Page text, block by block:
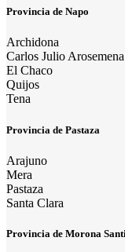
Provincia de Napo
Archidona
Carlos Julio
El Chaco
Quijos
Tena
Provincia de Pastaza
Arajuno
Mera
Pastaza
Santa Clara
Provincia de Morona